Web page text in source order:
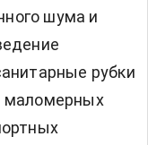
шума и
рубки
маломерных